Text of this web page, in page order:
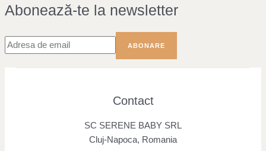
Abonează-te la newsletter
Contact
SC SERENE BABY SRL
Cluj-Napoca, Romania